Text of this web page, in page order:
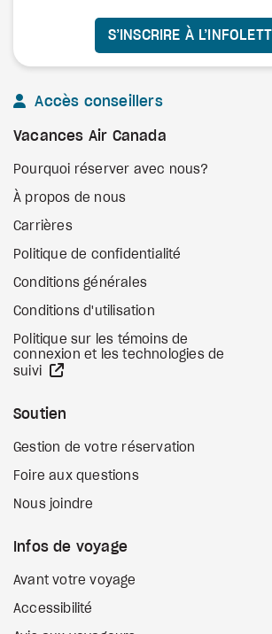
S’INSCRIRE À
Accès conseillers
Vacances Air Canada
Pourquoi réserver avec nous?
À propos de nous
Carrières
Politique de confidentialité
Conditions générales
Conditions d'utilisation
Politique sur les témoins de
connexion et les technologies de
suivi
Soutien
Gestion de votre réservation
Foire aux questions
Nous joindre
Infos de voyage
Avant votre voyage
Accessibilité